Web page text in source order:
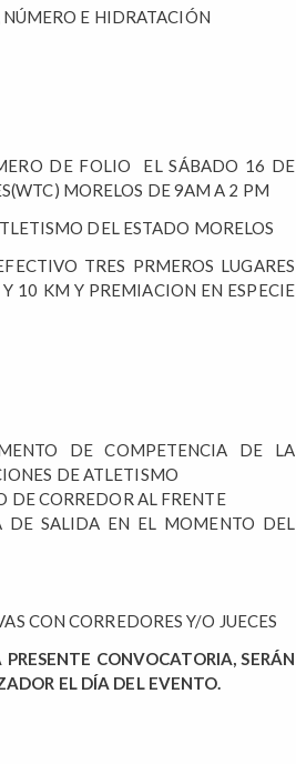
E HIDRATACIÓN
DE FOLIO EL SÁBADO 16 DE
MORELOS DE 9AM A 2 PM
DEL ESTADO MORELOS
TRES PRMEROS LUGARES
10 KM Y PREMIACION EN ESPECIE
DE COMPETENCIA DE LA
DE ATLETISMO
CORREDOR AL FRENTE
SALIDA EN EL MOMENTO DEL
CON CORREDORES Y/O JUECES
CONVOCATORIA, SERÁN
EL DÍA DEL EVENTO.